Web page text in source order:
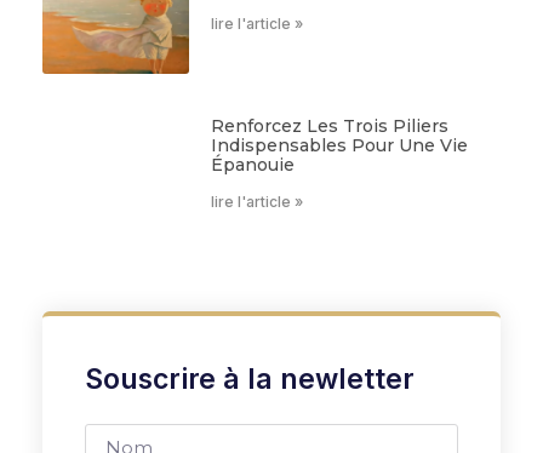
lire l'article »
Renforcez Les Trois Piliers
Indispensables Pour Une Vie
Épanouie
lire l'article »
Souscrire à la newletter